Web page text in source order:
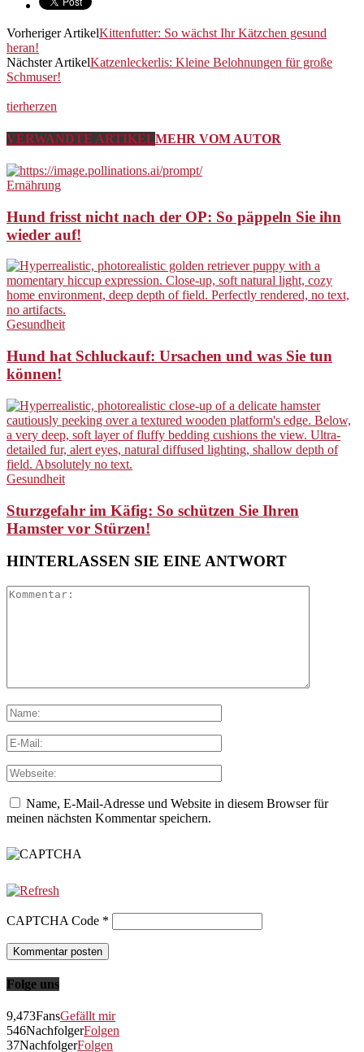
Vorheriger ArtikelKittenfutter: So wächst Ihr Kätzchen gesund
heran!
Nächster ArtikelKatzenleckerlis: Kleine Belohnungen für große
Schmuser!
tierherzen
VERWANDTE ARTIKELMEHR VOM AUTOR
Ernährung
Hund frisst nicht nach der OP: So päppeln Sie ihn
wieder auf!
Gesundheit
Hund hat Schluckauf: Ursachen und was Sie tun
können!
Gesundheit
Sturzgefahr im Käfig: So schützen Sie Ihren
Hamster vor Stürzen!
HINTERLASSEN SIE EINE ANTWORT
Name, E-Mail-Adresse und Website in diesem Browser für
meinen nächsten Kommentar speichern.
CAPTCHA Code *
Folge uns
9,473FansGefällt mir
546NachfolgerFolgen
37NachfolgerFolgen